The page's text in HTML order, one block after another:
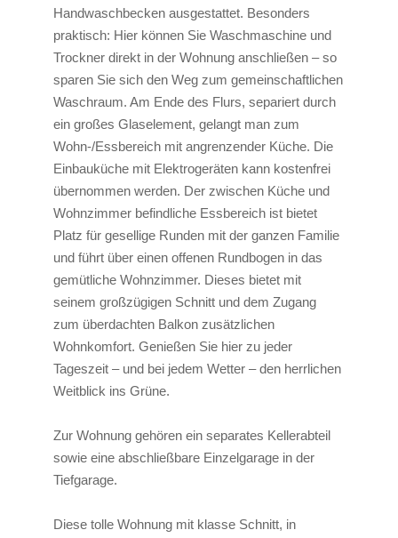
Handwaschbecken ausgestattet. Besonders
praktisch: Hier können Sie Waschmaschine und
Trockner direkt in der Wohnung anschließen – so
sparen Sie sich den Weg zum gemeinschaftlichen
Waschraum. Am Ende des Flurs, separiert durch
ein großes Glaselement, gelangt man zum
Wohn-/Essbereich mit angrenzender Küche. Die
Einbauküche mit Elektrogeräten kann kostenfrei
übernommen werden. Der zwischen Küche und
Wohnzimmer befindliche Essbereich ist bietet
Platz für gesellige Runden mit der ganzen Familie
und führt über einen offenen Rundbogen in das
gemütliche Wohnzimmer. Dieses bietet mit
seinem großzügigen Schnitt und dem Zugang
zum überdachten Balkon zusätzlichen
Wohnkomfort. Genießen Sie hier zu jeder
Tageszeit – und bei jedem Wetter – den herrlichen
Weitblick ins Grüne.
Zur Wohnung gehören ein separates Kellerabteil
sowie eine abschließbare Einzelgarage in der
Tiefgarage.
Diese tolle Wohnung mit klasse Schnitt, in